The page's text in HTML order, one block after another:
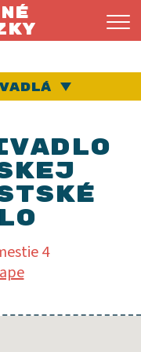
iné mesto
4